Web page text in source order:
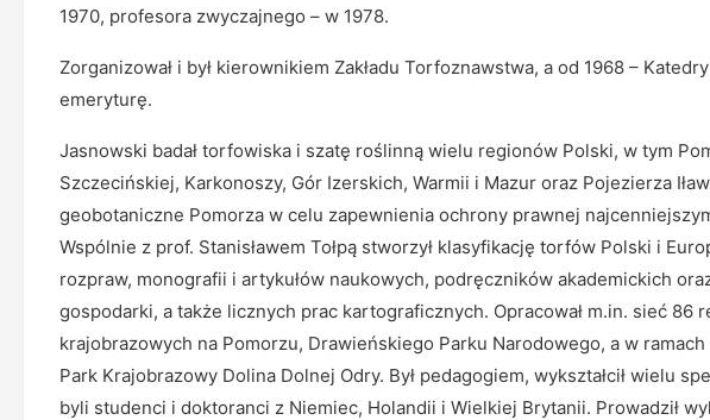
1970, profesora zwyczajnego – w 1978.
Zorganizował i był kierownikiem Zakładu Torfoznawstwa, a od 1968 –
emeryturę.
Jasnowski badał torfowiska i szatę roślinną wielu regionów Polski, w tym
Szczecińskiej, Karkonoszy, Gór Izerskich, Warmii i Mazur oraz Pojezierza
geobotaniczne Pomorza w celu zapewnienia ochrony prawnej
Wspólnie z prof. Stanisławem Tołpą stworzył klasyfikację torfów Polski i
rozpraw, monografii i artykułów naukowych, podręczników akademickich
gospodarki, a także licznych prac kartograficznych. Opracował m.in. sieć 86
krajobrazowych na Pomorzu, Drawieńskiego Parku Narodowego, a w
Park Krajobrazowy Dolina Dolnej Odry. Był pedagogiem, wykształcił wielu
byli studenci i doktoranci z Niemiec, Holandii i Wielkiej Brytanii. Prowadził